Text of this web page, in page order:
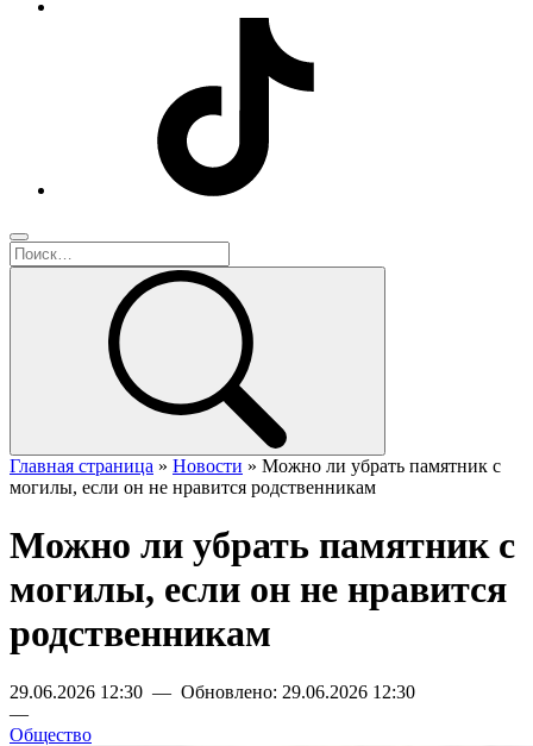
Главная страница » Новости » Можно ли убрать памятник с
могилы, если он не нравится родственникам
Можно ли убрать памятник с
могилы, если он не нравится
родственникам
29.06.2026 12:30 — Обновлено: 29.06.2026 12:30
—
Общество